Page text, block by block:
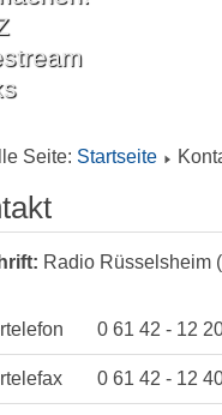
Seite: Startseite
Radio Rüsselsheim
0 61 42 - 12
0 61 42 - 12